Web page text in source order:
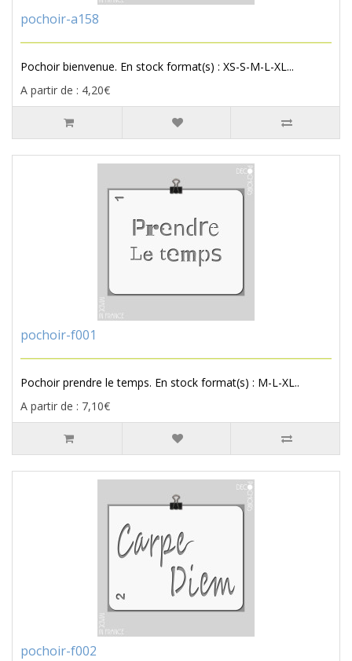
pochoir-a158
Pochoir bienvenue. En stock format(s) : XS-S-M-L-XL...
A partir de : 4,20€
pochoir-f001
Pochoir prendre le temps. En stock format(s) : M-L-XL..
A partir de : 7,10€
pochoir-f002